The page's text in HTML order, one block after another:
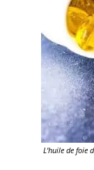
L’huile de foie